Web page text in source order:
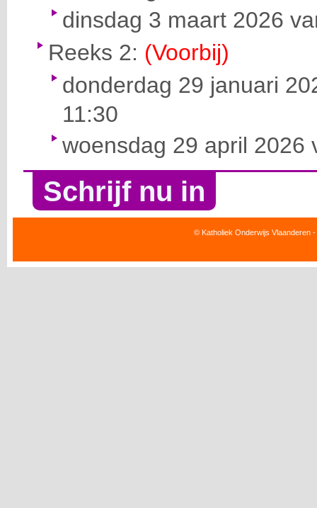
dinsdag 3 maart 2026
Reeks 2: (Voorbij)
donderdag 29 januari
11:30
woensdag 29 april 2026
Schrijf nu in
© Katholiek Onderwijs Vlaanderen